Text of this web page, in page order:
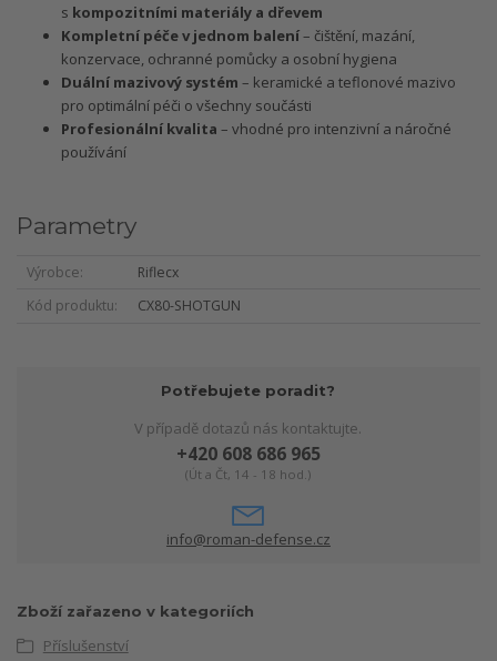
s kompozitními materiály a dřevem
Kompletní péče v jednom balení– čištění, mazání,
konzervace, ochranné pomůcky a osobní hygiena
Duální mazivový systém – keramické a teflonové mazivo
pro optimální péči o všechny součásti
Profesionální kvalita – vhodné pro intenzivní a náročné
používání
Parametry
Výrobce
Riflecx
Kód produktu
CX80-SHOTGUN
Potřebujete poradit?
V případě dotazů nás kontaktujte.
+420 608 686 965
(Út a Čt, 14 - 18 hod.)
info@roman-defense.cz
Zboží zařazeno v kategoriích
Příslušenství